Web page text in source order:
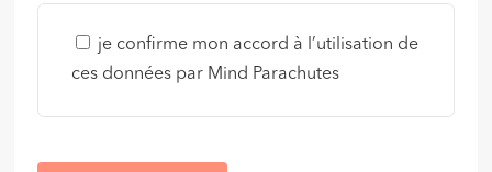
je confirme mon accord à l’utilisation de
ces données par Mind Parachutes